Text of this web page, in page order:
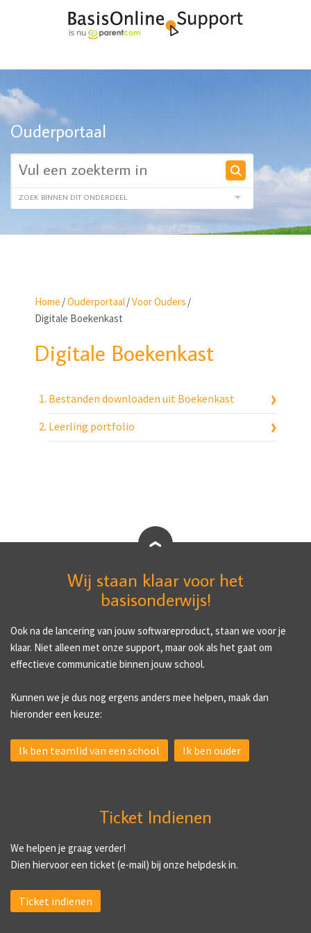
Ouderportaal
Home /Ouderportaal/Voor Ouders /
Digitale Boekenkast
Digitale Boekenkast
Bestanden downloaden uit Boekenkast
Leerling portfolio
Wij staan klaar voor het
basisonderwijs!
Ook na de lancering van jouw softwareproduct, staan we voor je
klaar. Niet alleen met onze support, maar ook als het gaat om
effectieve communicatie binnen jouw school.
Kunnen we je dus nog ergens anders mee helpen, maak dan
hieronder een keuze:
Ik ben teamlid van een school Ik ben ouder
Ticket Indienen
We helpen je graag verder!
Dien hiervoor een ticket (e-mail) bij onze helpdesk in.
Ticket indienen